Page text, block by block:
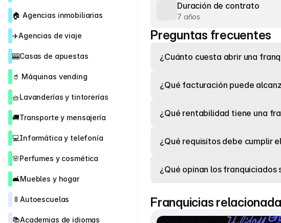
🏠 Agencias inmobiliarias
✈️Agencias de viaje
🎰Casas de apuestas
🥤 Máquinas vending
🧺Lavanderías y tintorerías
🚚Transporte y mensajería
💻Informática y telefonía
🌸Perfumes y cosmética
🛋️Muebles y hogar
🚦 Autoescuelas
📚Academias de idiomas
Duración de contrato
7 años
Preguntas frecuentes
¿Cuánto cuesta abrir una
¿Qué facturación puede
¿Qué rentabilidad tiene una
¿Qué requisitos debe cumplir
¿Qué opinan los franquiciados
Franquicias